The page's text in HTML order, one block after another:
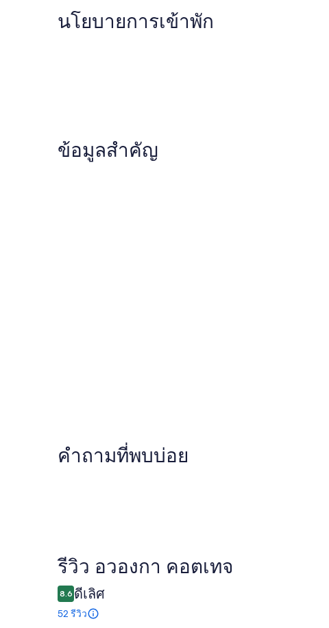
นโยบายการเข้าพัก
ข้อมูลสำคัญ
คำถามที่พบบ่อย
รีวิว
รีวิว อวองกา คอตเทจ
8.6 ดีเลิศ
52 รีวิว